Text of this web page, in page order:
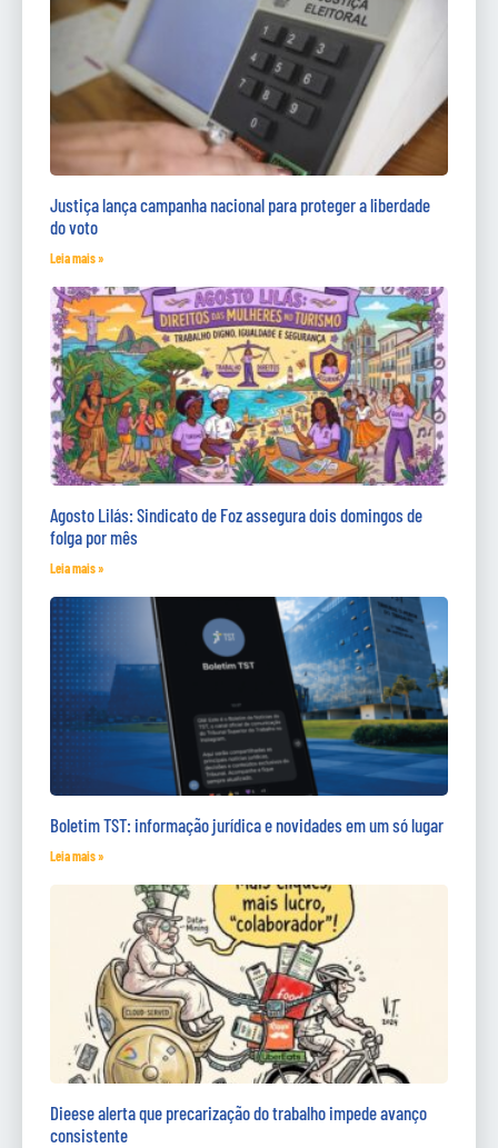
Justiça lança campanha nacional para proteger a liberdade
do voto
Leia mais »
Agosto Lilás: Sindicato de Foz assegura dois domingos de
folga por mês
Leia mais »
Boletim TST: informação jurídica e novidades em um só lugar
Leia mais »
Dieese alerta que precarização do trabalho impede avanço
consistente